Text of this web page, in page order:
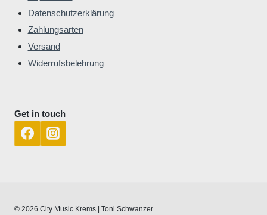
Datenschutzerklärung
Zahlungsarten
Versand
Widerrufsbelehrung
Get in touch
© 2026 City Music Krems | Toni Schwanzer